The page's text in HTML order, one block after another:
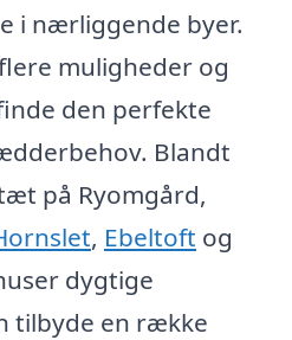
i nærliggende byer.
muligheder og
den perfekte
Blandt
på Ryomgård,
, Ebeltoft og
dygtige
tilbyde en række